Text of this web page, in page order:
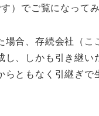
）でご覧になってみ
合、存続会社（
、しかも引き継い
ともなく引継ぎで